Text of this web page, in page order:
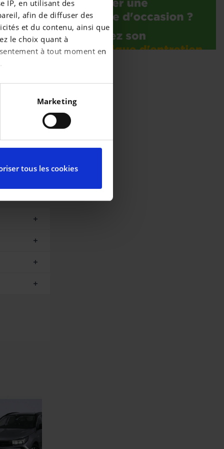
IP, en utilisant des
afin de diffuser des
et du contenu, ainsi que
le choix quant à
à tout moment en
à plusieurs mètres
spécifiques (empreintes
reportez-vous à la
de la déclaration sur
relatives aux
ci avec d’autres
Marketing
tous les cookies